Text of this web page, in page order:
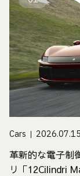
Cars 2026.07.15
革新的な電子制
リ「12Cilindri